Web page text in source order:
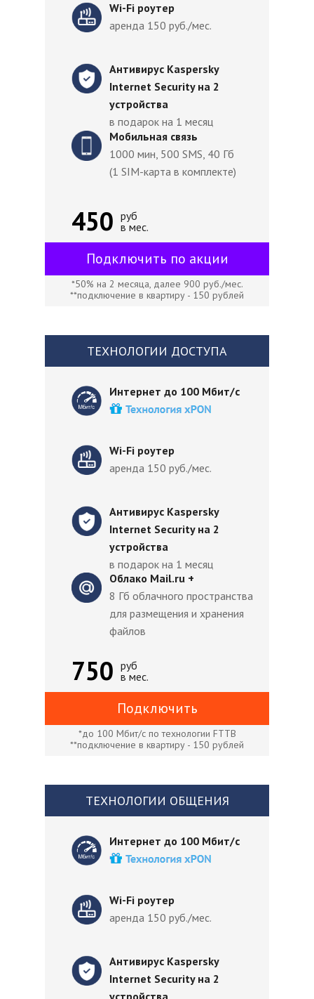
Wi-Fi роутер
аренда 150 руб./мес.
Облако Mail.ru +
8 Гб облачного пространства
для размещения и хранения
файлов
Интернет до 100 Мбит/с
руб
в мес.
Подключить по акции
Подключить
*до 100 Мбит/с по технологии FTTB
**подключение в квартиру - 150 рублей
Антивирус Kaspersky
Internet Security на 2
устройства
в подарок на 1 месяц
ТЕХНОЛОГИИ ДОСТУПА
750
Wi-Fi роутер
аренда 150 руб./мес.
Мобильная связь
1000 мин, 500 SMS, 40 Гб
(1 SIM-карта в комплекте)
*50% на 2 месяца, далее 900 руб./мес.
**подключение в квартиру - 150 рублей
Антивирус Kaspersky
Internet Security на 2
устройства
в подарок на 1 месяц
450
Wi-Fi роутер
аренда 150 руб./мес.
ТЕХНОЛОГИИ ОБЩЕНИЯ
Антивирус Kaspersky
Internet Security на 2
устройства
Интернет до 100 Мбит/с
руб
в мес.